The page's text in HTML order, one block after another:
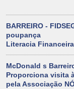
BARREIRO -
poupança
Literacia
McDonald s
Proporciona visita
pela Associação